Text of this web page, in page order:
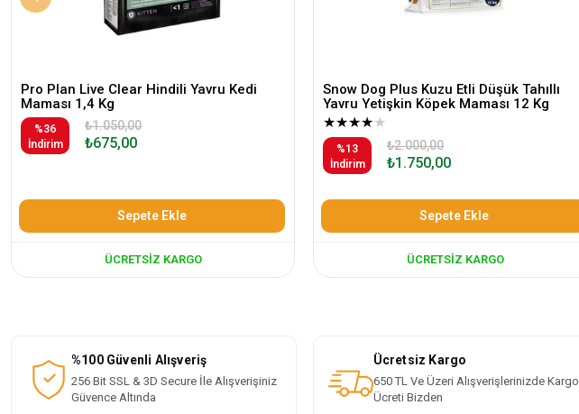
Pro Plan Live Clear Hindili Yavru Kedi
Maması 1,4 Kg
%36
İndirim
₺675,00
₺1.050,00
Sepete Ekle
ÜCRETSIZ KARGO
Snow Dog Plus Kuzu Etli Düşük Tahıllı
Yavru Yetişkin Köpek Maması 12 Kg
★★★★★
%13
İndirim
₺1.750,00
₺2.000,00
Sepete Ekle
ÜCRETSIZ KARGO
%100 Güvenli Alışveriş
256 Bit SSL & 3D Secure İle Alışverişiniz
Güvence Altında
Ücretsiz Kargo
650 TL Ve Üzeri Alışverişlerinizde Kargo
Ücreti Bizden